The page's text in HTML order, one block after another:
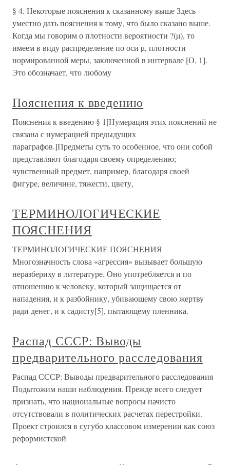
§ 4. Некоторые пояснения к сказанному выше Здесь
уместно дать пояснения к тому, что было сказано выше.
Когда мы говорим о плотности вероятности ?(µ), то
имеем в виду распределение по оси µ, плотности
нормированной меры, заключенной в интервале [О, 1].
Это обозначает, что любому
Пояснения к введению
Пояснения к введению § 1[Нумерация этих пояснений не
связана с нумерацией предыдущих
параграфов.]Предметы суть то особенное, что они собой
представляют благодаря своему определению;
чувственный предмет, например, благодаря своей
фигуре, величине, тяжести, цвету,
ТЕРМИНОЛОГИЧЕСКИЕ
ПОЯСНЕНИЯ
ТЕРМИНОЛОГИЧЕСКИЕ ПОЯСНЕНИЯ
Многозначность слова «агрессия» вызывает большую
неразбериху в литературе. Оно употребляется и по
отношению к человеку, который защищается от
нападения, и к разбойнику, убивающему свою жертву
ради денег, и к садисту[5], пытающему пленника.
Распад СССР: Выводы
предварительного расследования
Распад СССР: Выводы предварительного расследования
Подытожим наши наблюдения. Прежде всего следует
признать, что национальные вопросы начисто
отсутствовали в политических расчетах перестройки.
Проект строился в сугубо классовом измерении как союз
реформистской